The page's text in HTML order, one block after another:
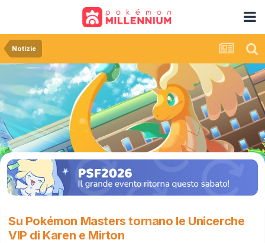
Notizie
Su Pokémon Masters tornano le Unicerche
VIP di Karen e Mirton